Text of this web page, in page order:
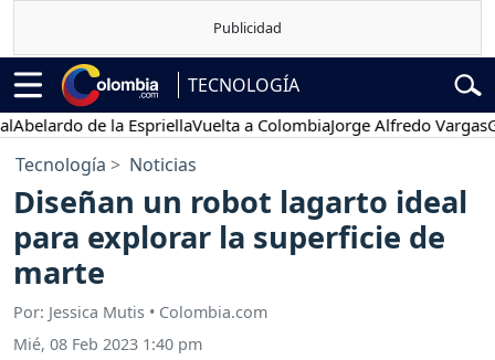
TECNOLOGÍA
de la EspriellaVuelta a ColombiaJorge Alfredo Vargas
Tecnología Noticias
Diseñan un robot lagarto ideal
para explorar la superficie de
marte
Por: Jessica Mutis • Colombia.com
Mié, 08 Feb 2023 1:40 pm